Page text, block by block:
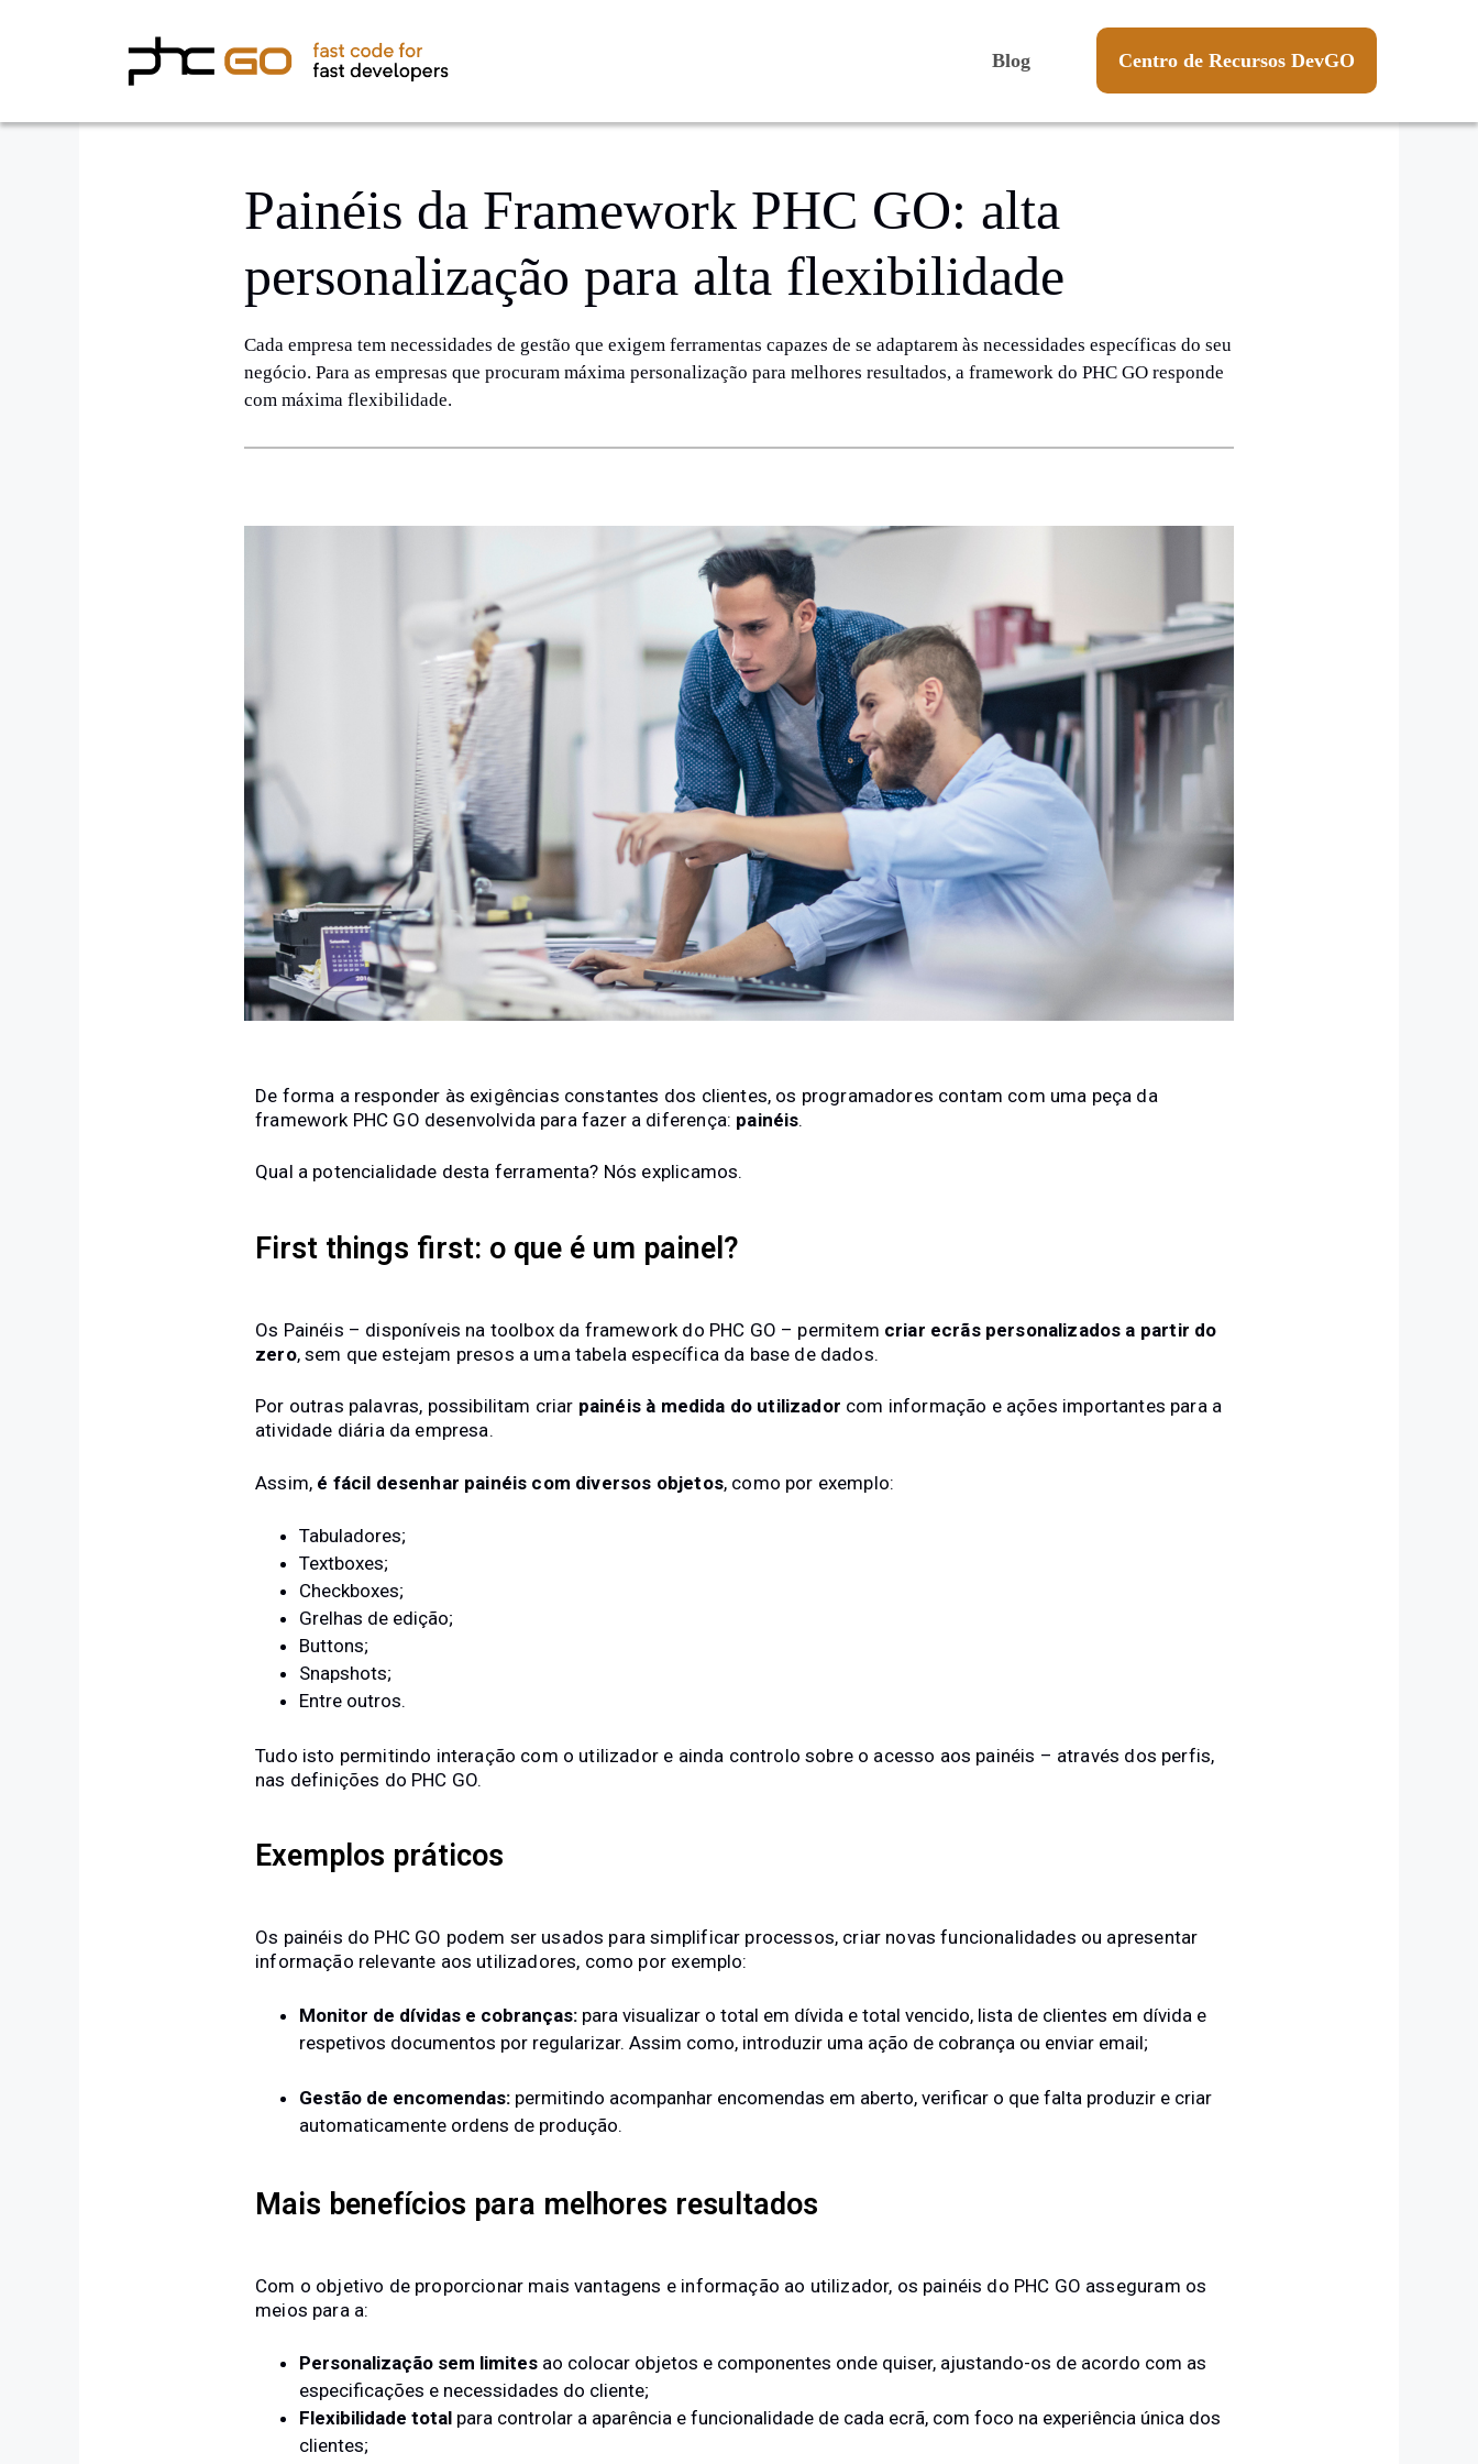
Blog Centro de Recursos DevGO
Painéis da Framework PHC GO: alta
personalização para alta flexibilidade
Cada empresa tem necessidades de gestão que exigem ferramentas capazes de se adaptarem às necessidades específicas do seu
negócio. Para as empresas que procuram máxima personalização para melhores resultados, a framework do PHC GO responde
com máxima flexibilidade.
De forma a responder às exigências constantes dos clientes, os programadores contam com uma peça da
framework PHC GO desenvolvida para fazer a diferença: painéis.
Qual a potencialidade desta ferramenta? Nós explicamos.
First things first: o que é um painel?
Os Painéis – disponíveis na toolbox da framework do PHC GO – permitem criar ecrãs personalizados a partir do
zero, sem que estejam presos a uma tabela específica da base de dados.
Por outras palavras, possibilitam criar painéis à medida do utilizador com informação e ações importantes para a
atividade diária da empresa.
Assim, é fácil desenhar painéis com diversos objetos, como por exemplo:
Tabuladores;
Textboxes;
Checkboxes;
Grelhas de edição;
Buttons;
Snapshots;
Entre outros.
Tudo isto permitindo interação com o utilizador e ainda controlo sobre o acesso aos painéis – através dos perfis,
nas definições do PHC GO.
Exemplos práticos
Os painéis do PHC GO podem ser usados para simplificar processos, criar novas funcionalidades ou apresentar
informação relevante aos utilizadores, como por exemplo:
Monitor de dívidas e cobranças: para visualizar o total em dívida e total vencido, lista de clientes em dívida e
respetivos documentos por regularizar. Assim como, introduzir uma ação de cobrança ou enviar email;
Gestão de encomendas: permitindo acompanhar encomendas em aberto, verificar o que falta produzir e criar
automaticamente ordens de produção.
Mais benefícios para melhores resultados
Com o objetivo de proporcionar mais vantagens e informação ao utilizador, os painéis do PHC GO asseguram os
meios para a:
Personalização sem limites ao colocar objetos e componentes onde quiser, ajustando-os de acordo com as
especificações e necessidades do cliente;
Flexibilidade total para controlar a aparência e funcionalidade de cada ecrã, com foco na experiência única dos
clientes;